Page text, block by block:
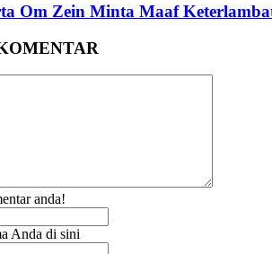
Om Zein Minta Maaf
anda!
Anda di sini